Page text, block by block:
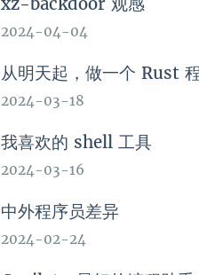
xz-backdoor 观感
2024-04-04
从明天起，做一个 Rust
2024-03-18
我喜欢的 shell 工具
2024-03-16
中外程序员差异
2024-02-24